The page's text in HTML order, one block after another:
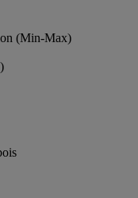
(Min-Max)